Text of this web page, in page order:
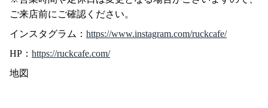
ご来店前にご確認ください。
インスタグラム： https://www.instagram.com/ruckcafe/
HP： https://ruckcafe.com/
地図